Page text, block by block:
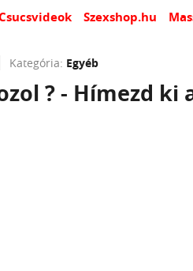
Szexshop.hu
Kategória: Egyéb
? - Hímezd ki